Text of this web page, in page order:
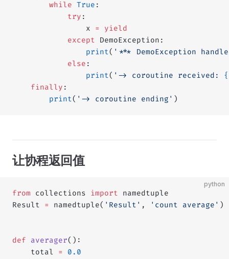
        while
True :
            try
:
                x
=
yield
            except
DemoException:
                print
( '*** DemoException
            else
:
                print
( '-> coroutine received: {
    finally
:
        print
( '-> coroutine ending' )
让协程返回值
python
from collections import namedtuple
Result = namedtuple( 'Result' , 'count average' )
def averager():
    total
=
0.0